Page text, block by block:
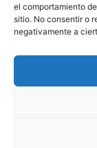
el comportamiento
sitio. No consentir o
negativamente a
Fuente:Recetas
ANTERIOR